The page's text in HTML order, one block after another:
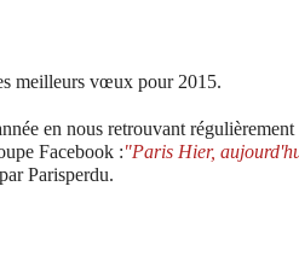
meilleurs vœux pour 2015.
en nous retrouvant
Facebook :"Paris Hier,
Parisperdu.